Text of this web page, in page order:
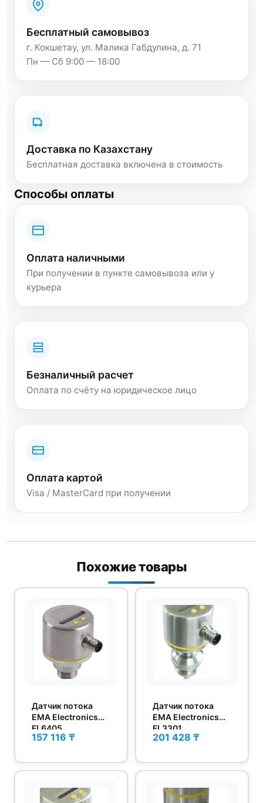
Бесплатный самовывоз
г. Кокшетау, ул. Малика Габдулина, д. 71
Пн — Сб 9:00 — 18:00
Доставка по Казахстану
Бесплатная доставка включена в стоимость
Способы оплаты
Оплата наличными
При получении в пункте самовывоза или у
курьера
Безналичный расчет
Оплата по счёту на юридическое лицо
Оплата картой
Visa / MasterCard при получении
Похожие товары
Датчик потока
EMA Electronics
FL6405
157 116 ₸
Датчик потока
EMA Electronics
FL3301
201 428 ₸